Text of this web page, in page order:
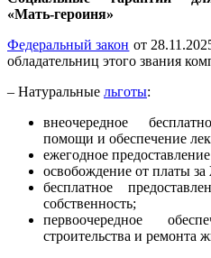
«Мать‑героиня»
Федеральный закон от
обладательниц этого звания
– Натуральные льготы:
внеочередное
помощи и обеспечение
ежегодное
освобождение от платы
бесплатное
собственность;
первоочередное
строительства и ремонта